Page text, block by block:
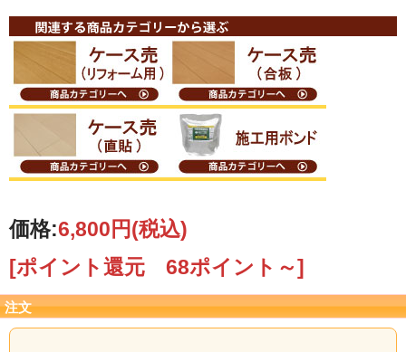
価格:6,800円(税込)
[ポイント還元 68ポイント～]
注文